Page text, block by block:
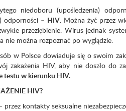
niedoboru (upośledzenia)
odporności – HIV. Można żyć przez
przeziębienie. Wirus jednak
nie można rozpoznać po wyglądzie.
w Polsce dowiaduje się o swoim
zakażenia HIV, aby nie doszło do
testu w kierunku HIV.
HIV?
przez kontakty seksualne